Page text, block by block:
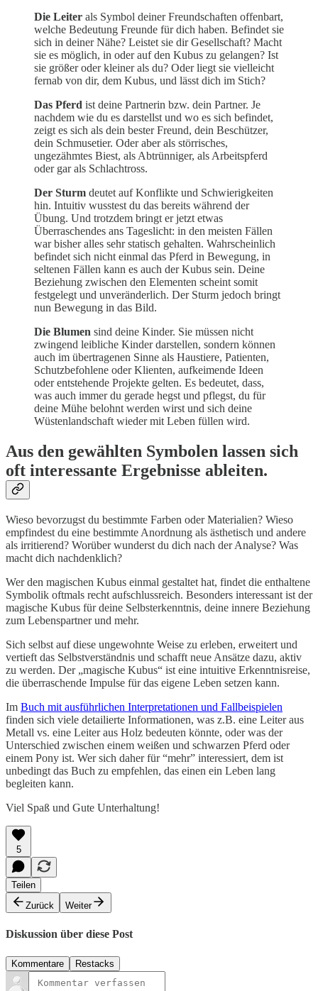
Die Leiter als Symbol deiner Freundschaften offenbart,
welche Bedeutung Freunde für dich haben. Befindet sie
sich in deiner Nähe? Leistet sie dir Gesellschaft? Macht
sie es möglich, in oder auf den Kubus zu gelangen? Ist
sie größer oder kleiner als du? Oder liegt sie vielleicht
fernab von dir, dem Kubus, und lässt dich im Stich?
Das Pferd ist deine Partnerin bzw. dein Partner. Je
nachdem wie du es darstellst und wo es sich befindet,
zeigt es sich als dein bester Freund, dein Beschützer,
dein Schmusetier. Oder aber als störrisches,
ungezähmtes Biest, als Abtrünniger, als Arbeitspferd
oder gar als Schlachtross.
Der Sturm deutet auf Konflikte und Schwierigkeiten
hin. Intuitiv wusstest du das bereits während der
Übung. Und trotzdem bringt er jetzt etwas
Überraschendes ans Tageslicht: in den meisten Fällen
war bisher alles sehr statisch gehalten. Wahrscheinlich
befindet sich nicht einmal das Pferd in Bewegung, in
seltenen Fällen kann es auch der Kubus sein. Deine
Beziehung zwischen den Elementen scheint somit
festgelegt und unveränderlich. Der Sturm jedoch bringt
nun Bewegung in das Bild.
Die Blumen sind deine Kinder. Sie müssen nicht
zwingend leibliche Kinder darstellen, sondern können
auch im übertragenen Sinne als Haustiere, Patienten,
Schutzbefohlene oder Klienten, aufkeimende Ideen
oder entstehende Projekte gelten. Es bedeutet, dass,
was auch immer du gerade hegst und pflegst, du für
deine Mühe belohnt werden wirst und sich deine
Wüstenlandschaft wieder mit Leben füllen wird.
Aus den gewählten Symbolen lassen sich
oft interessante Ergebnisse ableiten.
Wieso bevorzugst du bestimmte Farben oder Materialien? Wieso
empfindest du eine bestimmte Anordnung als ästhetisch und andere
als irritierend? Worüber wunderst du dich nach der Analyse? Was
macht dich nachdenklich?
Wer den magischen Kubus einmal gestaltet hat, findet die enthaltene
Symbolik oftmals recht aufschlussreich. Besonders interessant ist der
magische Kubus für deine Selbsterkenntnis, deine innere Beziehung
zum Lebenspartner und mehr.
Sich selbst auf diese ungewohnte Weise zu erleben, erweitert und
vertieft das Selbstverständnis und schafft neue Ansätze dazu, aktiv
zu werden. Der „magische Kubus“ ist eine intuitive Erkenntnisreise,
die überraschende Impulse für das eigene Leben setzen kann.
Im Buch mit ausführlichen Interpretationen und Fallbeispielen
finden sich viele detailierte Informationen, was z.B. eine Leiter aus
Metall vs. eine Leiter aus Holz bedeuten könnte, oder was der
Unterschied zwischen einem weißen und schwarzen Pferd oder
einem Pony ist. Wer sich daher für “mehr” interessiert, dem ist
unbedingt das Buch zu empfehlen, das einen ein Leben lang
begleiten kann.
Viel Spaß und Gute Unterhaltung!
5
Teilen
Zurück
Weiter
Diskussion über diese Post
Kommentare Restacks